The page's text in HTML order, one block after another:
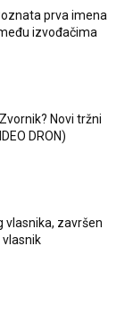
prva imena
izvođačima
Novi tržni
DRON)
vlasnika, završen
vlasnik